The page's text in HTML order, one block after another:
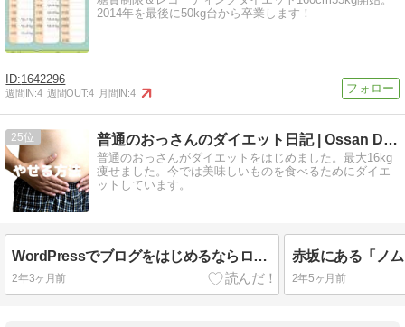
2014年を最後に50kg台から卒業します！
1642296
週間IN:4 週間OUT:4 月間IN:4
25 普通のおっさんのダイエット日記 | Ossan Diet …
普通のおっさんがダイエットをはじめました。最大16kg
痩せました。今では美味しいものを食べるためにダイエ
ットしています。
WordPressでブログをはじめるならロリポップがおすすめ
2年3ヶ月前 2年5ヶ月前